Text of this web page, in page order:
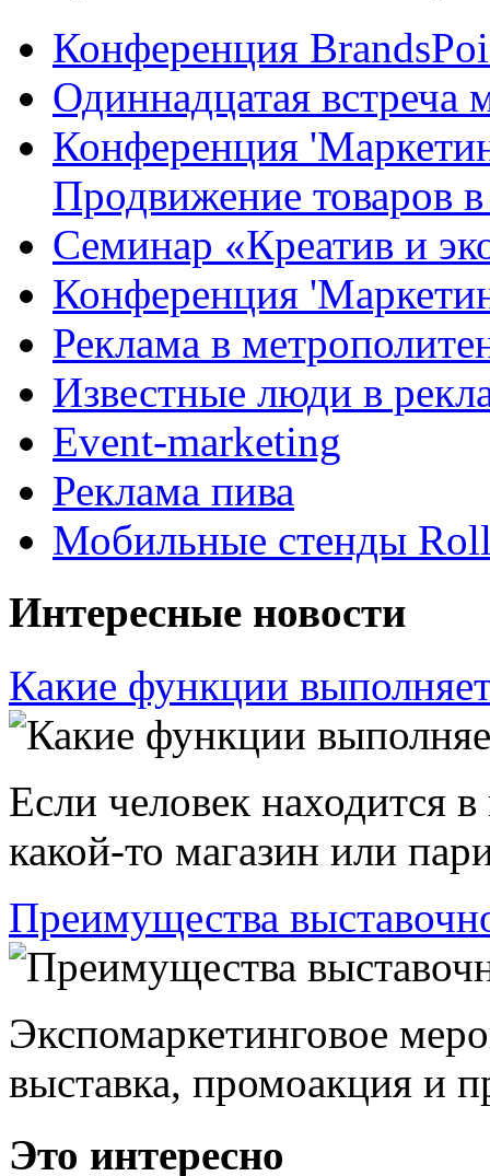
Конференция
Одиннадцатая
Конференция
Продвижение товаров
Семинар «Креатив и
Конференция
Реклама в
Известные люди в
Event-marketing
Реклама пива
Мобильные стенды
Интересные новости
Какие функции
Если человек находится
какой-то магазин или
Преимущества
Экспомаркетинговое
выставка, промоакция и
Это интересно